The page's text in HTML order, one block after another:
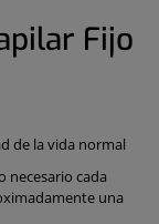
Fijo
de la vida normal
necesario cada
una